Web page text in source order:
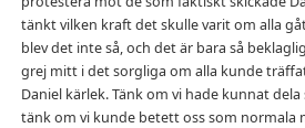
tänkt vilken kraft det skulle varit om alla
blev det inte så, och det är bara så
grej mitt i det sorgliga om alla kunde
Daniel kärlek. Tänk om vi hade kunnat
tänk om vi kunde betett oss som normala